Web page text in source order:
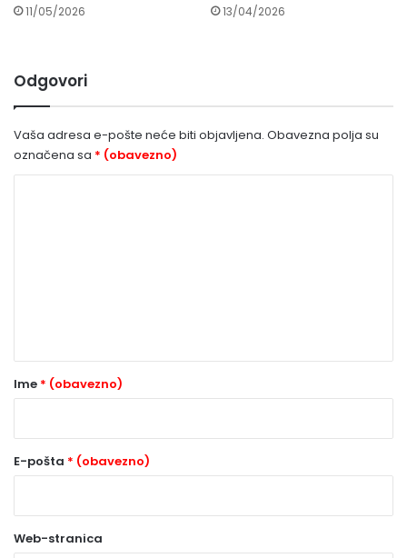
11/05/2026 13/04/2026
Odgovori
Vaša adresa e-pošte neće biti objavljena. Obavezna polja su
označena sa * (obavezno)
r
o
a
v
Ime * (obavezno)
E-pošta * (obavezno)
Web-stranica